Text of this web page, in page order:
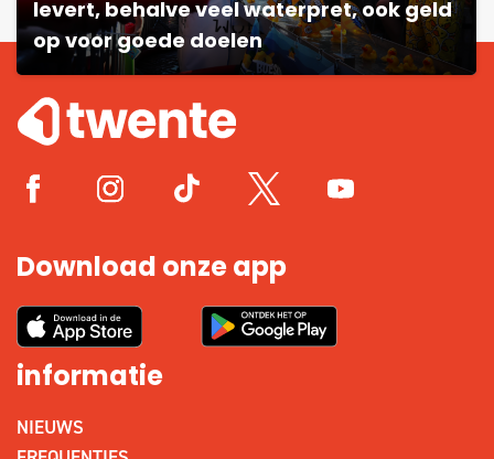
levert, behalve veel waterpret, ook geld
op voor goede doelen
Download onze app
informatie
NIEUWS